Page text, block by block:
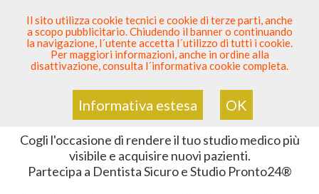
SEI DENTISTA? PARTECIPA
Sei QuiDentista Sicuro > Sei Dentista?
SEI UN DENTISTA?
Cogli l'occasione di rendere il tuo studio medico più
visibile e acquisire nuovi pazienti.
Partecipa a Dentista Sicuro e Studio Pronto24®
Il sito utilizza cookie tecnici e cookie di terze parti, anche
a scopo pubblicitario. Chiudendo il banner o continuando
la navigazione, l´utente accetta l´utilizzo di tutti i cookie.
Per maggiori informazioni, anche in ordine alla
disattivazione, consulta l´informativa cookie completa.
Informativa estesa OK